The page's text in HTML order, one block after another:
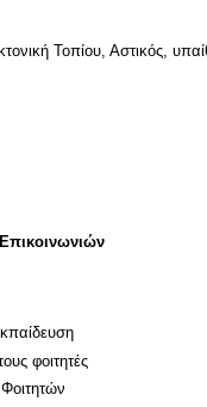
Τοπίου, Αστικός,
φοιτητές